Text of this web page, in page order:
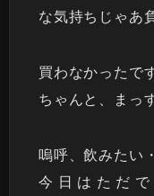
な気持ちじゃあ
買わなかったで
ちゃんと、まっ
嗚呼、飲みたい
今日はただ